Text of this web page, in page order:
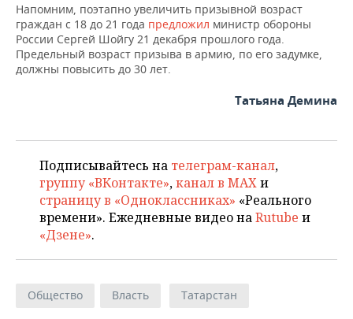
Напомним, поэтапно увеличить призывной возраст
граждан с 18 до 21 года предложил министр обороны
России Сергей Шойгу 21 декабря прошлого года.
Предельный возраст призыва в армию, по его задумке,
должны повысить до 30 лет.
Татьяна Демина
Подписывайтесь на телеграм-канал,
группу «ВКонтакте»,канал в MAXи
страницу в «Одноклассниках» «Реального
времени». Ежедневные видео наRutube и
«Дзене».
Общество Власть Татарстан